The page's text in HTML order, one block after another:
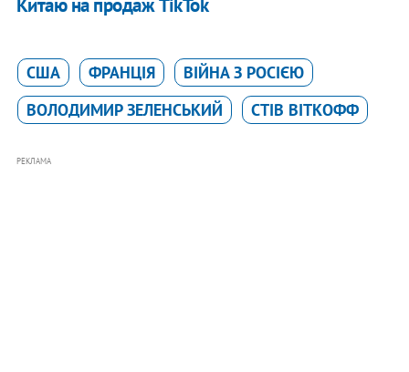
Китаю на продаж TikTok
США ФРАНЦІЯ
ВІЙНА З РОСІЄЮ
ВОЛОДИМИР ЗЕЛЕНСЬКИЙ
СТІВ ВІТКОФФ
РЕКЛАМА